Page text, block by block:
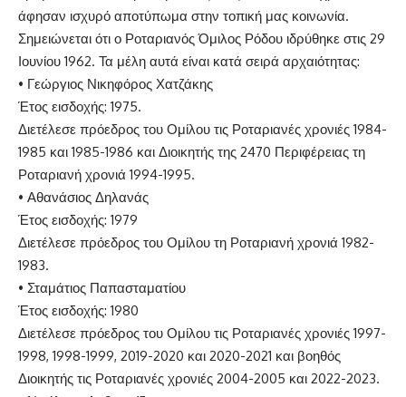
άφησαν ισχυρό αποτύπωμα στην τοπική μας κοινωνία.
Σημειώνεται ότι ο ΡοταριανόςΌμιλος Ρόδου ιδρύθηκε στις 29
Ιουνίου 1962. Τα μέλη αυτά είναι κατά σειρά αρχαιότητας:
• Γεώργιος Νικηφόρος Χατζάκης
Έτος εισδοχής: 1975.
Διετέλεσε πρόεδρος του Ομίλου τις Ροταριανές χρονιές 1984-
1985 και 1985-1986 και Διοικητής της 2470 Περιφέρειας τη
Ροταριανή χρονιά 1994-1995.
• Αθανάσιος Δηλανάς
Έτος εισδοχής: 1979
Διετέλεσε πρόεδρος του Ομίλου τη Ροταριανή χρονιά 1982-
1983.
• Σταμάτιος Παπασταματίου
Έτος εισδοχής: 1980
Διετέλεσε πρόεδρος του Ομίλου τις Ροταριανές χρονιές 1997-
1998, 1998-1999, 2019-2020 και 2020-2021 και βοηθός
Διοικητής τις Ροταριανές χρονιές 2004-2005 και 2022-2023.